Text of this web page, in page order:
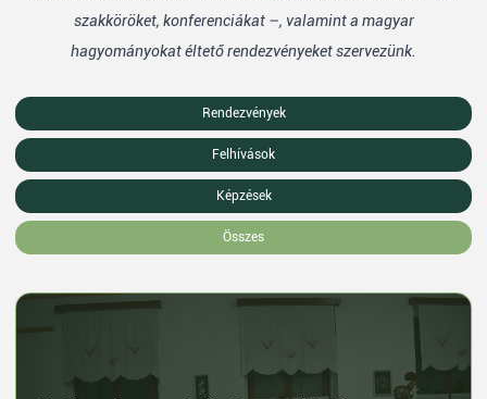
szakköröket, konferenciákat –, valamint a magyar
hagyományokat éltető rendezvényeket szervezünk.
Rendezvények
Felhívások
Képzések
Összes